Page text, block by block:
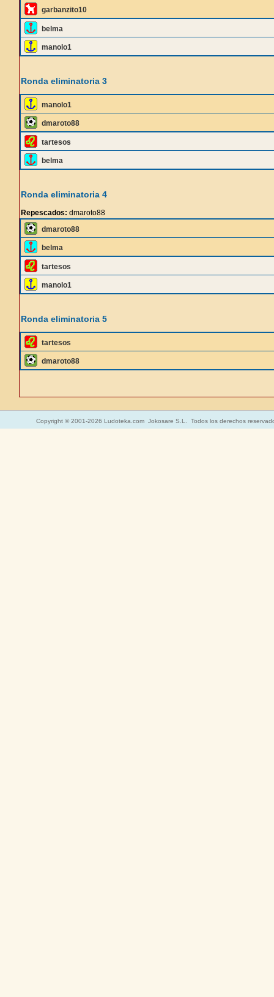
garbanzito10
belma
manolo1
Ronda eliminatoria 3
manolo1
dmaroto88
tartesos
belma
Ronda eliminatoria 4
Repescados: dmaroto88
dmaroto88
belma
tartesos
manolo1
Ronda eliminatoria 5
tartesos
dmaroto88
Copyright © 2001-2026 Ludoteka.com Jokosare S.L. Todos los derechos